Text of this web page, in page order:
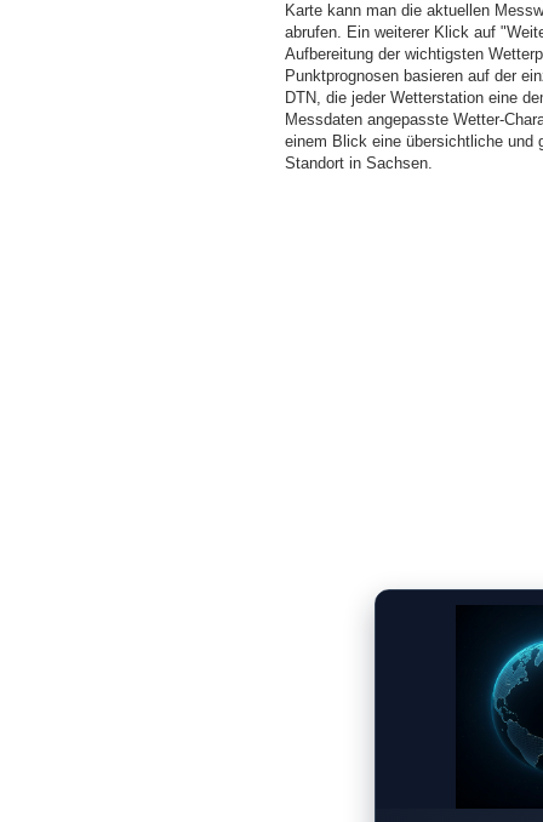
Karte kann man die aktuellen
abrufen. Ein weiterer Klick auf
Aufbereitung der wichtigsten
Punktprognosen basieren auf der
DTN, die jeder Wetterstation eine
Messdaten angepasste Wetter-
einem Blick eine übersichtliche und
Standort in Sachsen.